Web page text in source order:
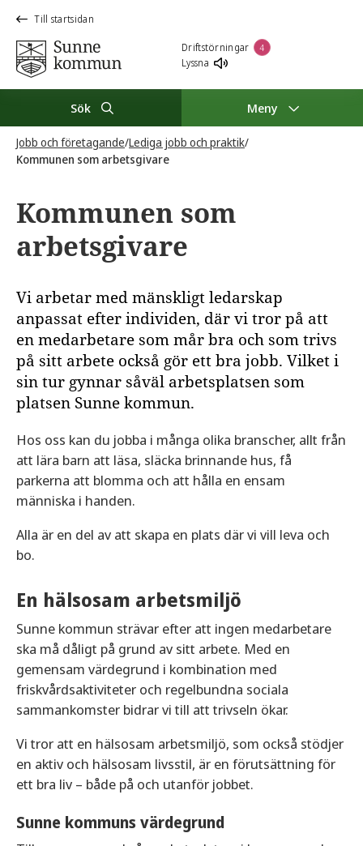
Till startsidan
Driftstörningar 4
Lyssna
Sök Meny
Jobb och företagande/Lediga jobb och praktik/
Kommunen som arbetsgivare
Kommunen som
arbetsgivare
Vi arbetar med mänskligt ledarskap
anpassat efter individen, där vi tror på att
en medarbetare som mår bra och som trivs
på sitt arbete också gör ett bra jobb. Vilket i
sin tur gynnar såväl arbetsplatsen som
platsen Sunne kommun.
Hos oss kan du jobba i många olika branscher, allt från
att lära barn att läsa, släcka brinnande hus, få
parkerna att blomma och att hålla en ensam
människa i handen.
Alla är en del av att skapa en plats där vi vill leva och
bo.
En hälsosam arbetsmiljö
Sunne kommun strävar efter att ingen medarbetare
ska må dåligt på grund av sitt arbete. Med en
gemensam värdegrund i kombination med
friskvårdsaktiviteter och regelbundna sociala
sammankomster bidrar vi till att trivseln ökar.
Vi tror att en hälsosam arbetsmiljö, som också stödjer
en aktiv och hälsosam livsstil, är en förutsättning för
ett bra liv – både på och utanför jobbet.
Sunne kommuns värdegrund